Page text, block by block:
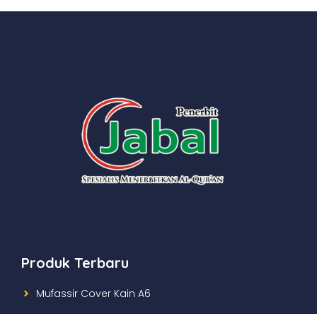
Produk Terbaru
Mufassir Cover Kain A6